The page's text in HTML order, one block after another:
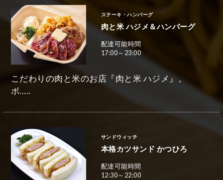
ステーキ・ハンバーグ
肉と米 ハジメ＆ハンバーグ
配達可能時間
17:00～23:00
こだわりの肉と米のお店『肉と米 ハジメ』。
ボ.....
サンドウィッチ
本格カツサンド かつひろ
配達可能時間
12:30～22:00